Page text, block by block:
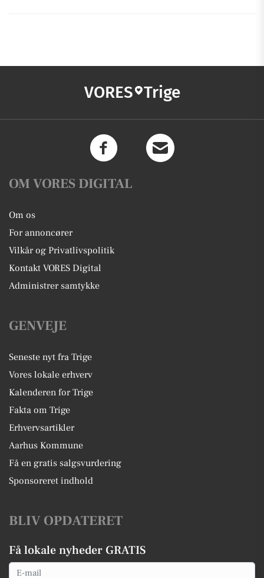
VORES Trige
OM VORES DIGITAL
Om os
For annoncører
Vilkår og Privatlivspolitik
Kontakt VORES Digital
Administrer samtykke
GENVEJE
Seneste nyt fra Trige
Vores lokale erhverv
Kalenderen for Trige
Fakta om Trige
Erhvervsartikler
Aarhus Kommune
Få en gratis salgsvurdering
Sponsoreret indhold
BLIV OPDATERET
Få lokale nyheder GRATIS
Email